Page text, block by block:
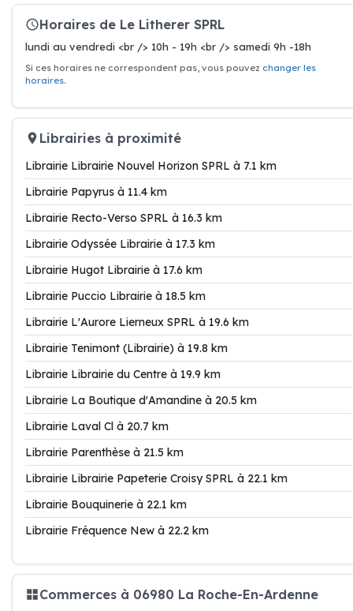
Horaires de Le Litherer SPRL
lundi au vendredi <br /> 10h - 19h <br /> samedi 9h -18h
Si ces horaires ne correspondent pas, vous pouvez changer les
horaires.
Librairies à proximité
Librairie Librairie Nouvel Horizon SPRL à 7.1 km
Librairie Papyrus à 11.4 km
Librairie Recto-Verso SPRL à 16.3 km
Librairie Odyssée Librairie à 17.3 km
Librairie Hugot Librairie à 17.6 km
Librairie Puccio Librairie à 18.5 km
Librairie L'Aurore Lierneux SPRL à 19.6 km
Librairie Tenimont (Librairie) à 19.8 km
Librairie Librairie du Centre à 19.9 km
Librairie La Boutique d'Amandine à 20.5 km
Librairie Laval Cl à 20.7 km
Librairie Parenthèse à 21.5 km
Librairie Librairie Papeterie Croisy SPRL à 22.1 km
Librairie Bouquinerie à 22.1 km
Librairie Fréquence New à 22.2 km
Commerces à 06980 La Roche-En-Ardenne